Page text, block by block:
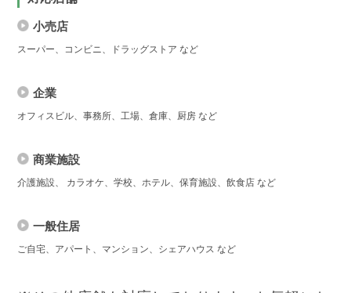
小売店
スーパー、コンビニ、ドラッグストア など
企業
オフィスビル、事務所、工場、倉庫、厨房 など
商業施設
介護施設、 カラオケ、学校、ホテル、保育施設、飲食店 など
一般住居
ご自宅、アパート、マンション、シェアハウス など